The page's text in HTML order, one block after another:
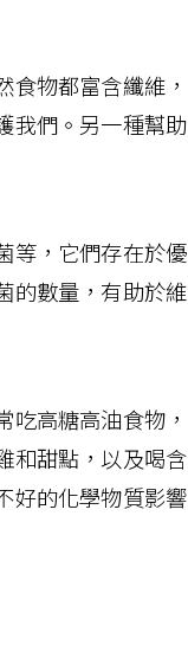
物都富含纖維，
我們。另一種幫助
等，它們存在於優
的數量，有助於維
高糖高油食物，
和甜點，以及喝含
好的化學物質影響